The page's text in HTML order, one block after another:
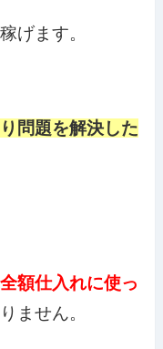
げます。
問題を解決した
額仕入れに使っ
ません。